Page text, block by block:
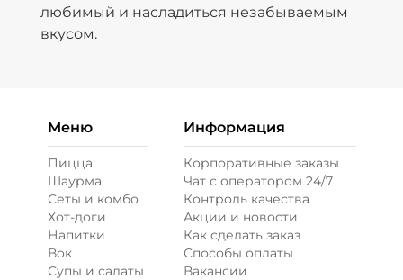
любимый и насладиться незабываемым
вкусом.
Меню
Пицца
Шаурма
Сеты и комбо
Хот-доги
Напитки
Вок
Супы и салаты
Информация
Корпоративные заказы
Чат с оператором 24/7
Контроль качества
Акции и новости
Как сделать заказ
Способы оплаты
Вакансии